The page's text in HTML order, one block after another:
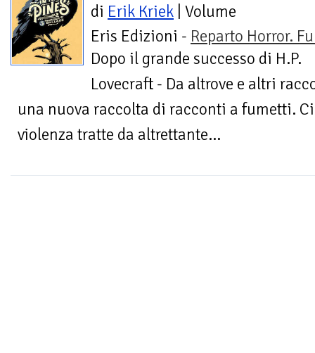
di Erik Kriek | Volume
Eris Edizioni - Reparto Horror.
Dopo il grande successo di H.P.
Lovecraft - Da altrove e altri
una nuova raccolta di racconti a fumetti.
violenza tratte da altrettante...